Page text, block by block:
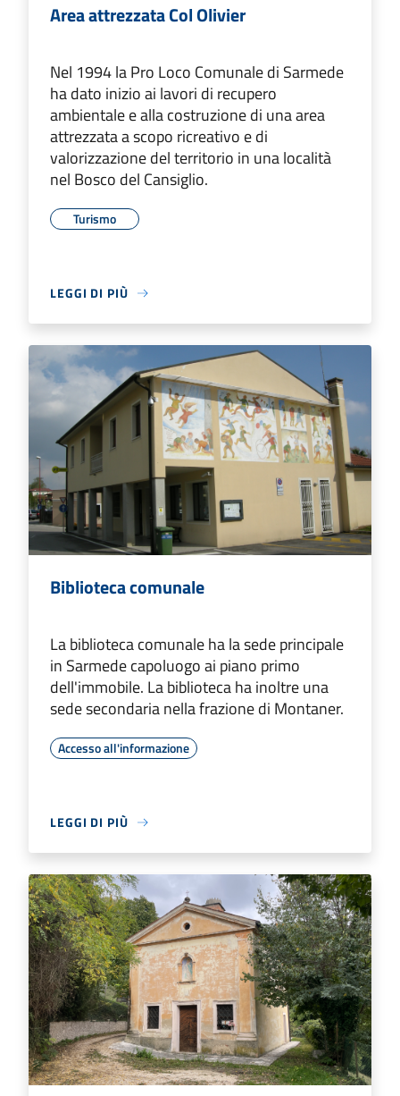
Area attrezzata Col Olivier
Nel 1994 la Pro Loco Comunale di Sarmede
ha dato inizio ai lavori di recupero
ambientale e alla costruzione di una area
attrezzata a scopo ricreativo e di
valorizzazione del territorio in una località
nel Bosco del Cansiglio.
Turismo
LEGGI DI PIÙ
Biblioteca comunale
La biblioteca comunale ha la sede principale
in Sarmede capoluogo ai piano primo
dell'immobile. La biblioteca ha inoltre una
sede secondaria nella frazione di Montaner.
Accesso all'informazione
LEGGI DI PIÙ